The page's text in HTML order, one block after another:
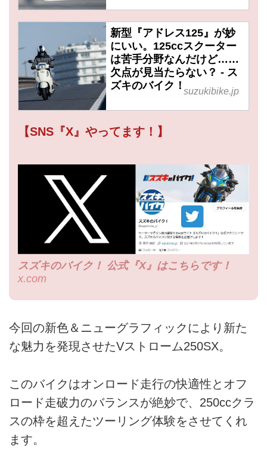
新型『アドレス125』が妙
にいい。125ccスクーター
は苦手分野なんだけど……
欠点が見当たらない？ - ス
ズキのバイク！ suzukibike.jp
【SNS『X』やってます！】
スズキのバイク！ 公式『X』はこちらです！
x.com
今回の新色＆ニューグラフィックにより新た
な魅力を発現させたVストローム250SX。
このバイクはオンロード走行の快適性とオフ
ロード走破力のバランスが絶妙で、250ccクラ
スの枠を超えたツーリング体験をさせてくれ
ます。